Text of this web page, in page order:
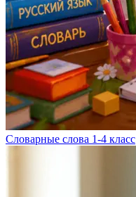
Словарные слова 1-4 класс